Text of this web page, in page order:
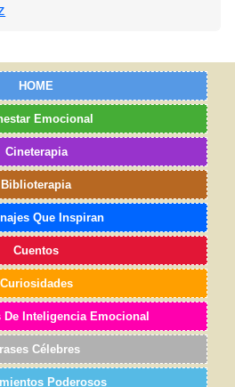
HOME
Emocional
Cineterapia
Biblioterapia
Que Inspiran
Cuentos
Curiosidades
De Inteligencia Emocional
Célebres
Poderosos